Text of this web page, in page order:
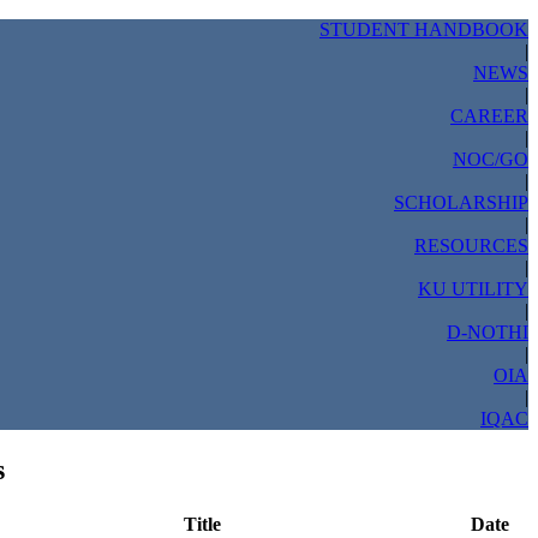
STUDENT HANDBOOK
|
NEWS
|
CAREER
|
NOC/GO
|
SCHOLARSHIP
|
RESOURCES
|
KU UTILITY
|
D-NOTHI
|
OIA
|
IQAC
Title
Date